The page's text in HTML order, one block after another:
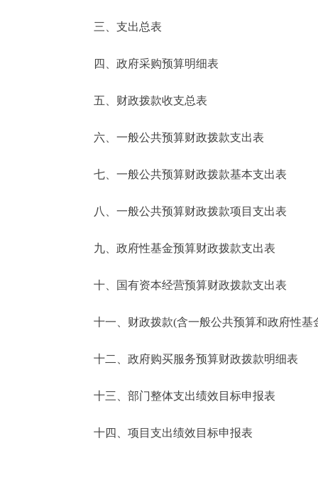
走进北京
北京概况
绿色北京
ENGLISH
三、支出总表
四、政府采购预算明细表
五、财政拨款收支总表
六、一般公共预算财政拨款支出表
七、一般公共预算财政拨款基本支出表
八、一般公共预算财政拨款项目支出表
九、政府性基金预算财政拨款支出表
十、国有资本经营预算财政拨款支出表
十一、财政拨款(含一般公共预算和政府性基
十二、政府购买服务预算财政拨款明细表
十三、部门整体支出绩效目标申报表
十四、项目支出绩效目标申报表